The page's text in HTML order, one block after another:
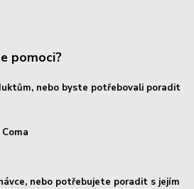
pomoci?
nebo byste potřebovali poradit
nebo potřebujete poradit s jejím